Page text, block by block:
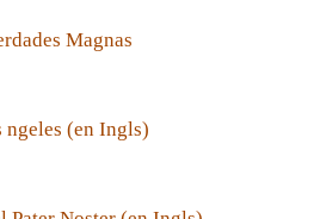
Magnas
ngeles (en Ingls)